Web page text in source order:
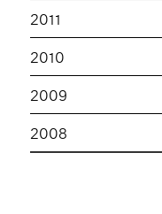
2011
2010
2009
2008